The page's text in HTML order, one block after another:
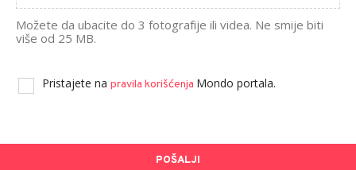
Možete da ubacite do 3 fotografije ili videa. Ne smije biti
više od 25 MB.
Pristajete na pravila korišćenja Mondo portala.
POŠALJI